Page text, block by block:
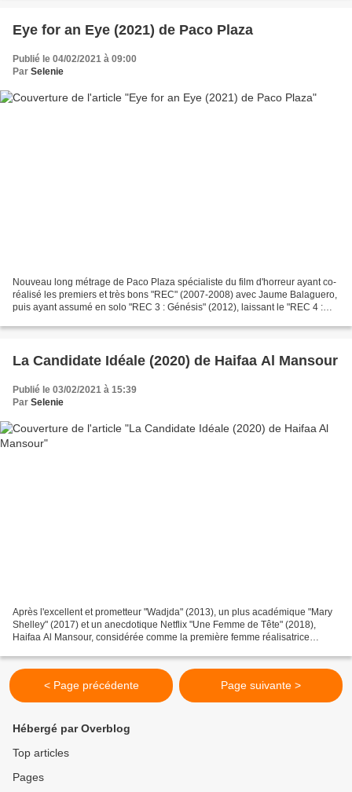
Eye for an Eye (2021) de Paco Plaza
Publié le 04/02/2021 à 09:00
Par Selenie
Nouveau long métrage de Paco Plaza spécialiste du film d'horreur ayant co-
réalisé les premiers et très bons "REC" (2007-2008) avec Jaume Balaguero,
puis ayant assumé en solo "REC 3 : Génésis" (2012), laissant le "REC 4 :
La Candidate Idéale (2020) de Haifaa Al Mansour
Publié le 03/02/2021 à 15:39
Par Selenie
Après l'excellent et prometteur "Wadjda" (2013), un plus académique "Mary
Shelley" (2017) et un anecdotique Netflix "Une Femme de Tête" (2018),
Haifaa Al Mansour, considérée comme la première femme réalisatrice
< Page précédente Page suivante >
Hébergé par Overblog
Top articles
Pages